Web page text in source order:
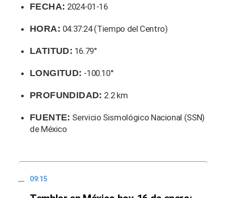
FECHA: 2024-01-16
HORA: 04:37:24 (Tiempo del Centro)
LATITUD: 16.79°
LONGITUD: -100.10°
PROFUNDIDAD: 2.2 km
FUENTE: Servicio Sismológico Nacional (SSN)
de México
09:15